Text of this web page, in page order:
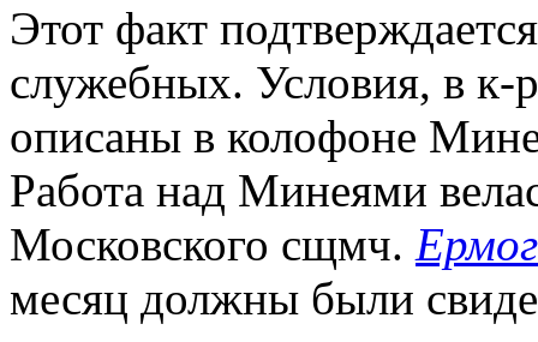
Этот факт
служебных. Условия, в к-
описаны в колофоне
Работа над Минеями
Московского сщмч.
месяц должны были